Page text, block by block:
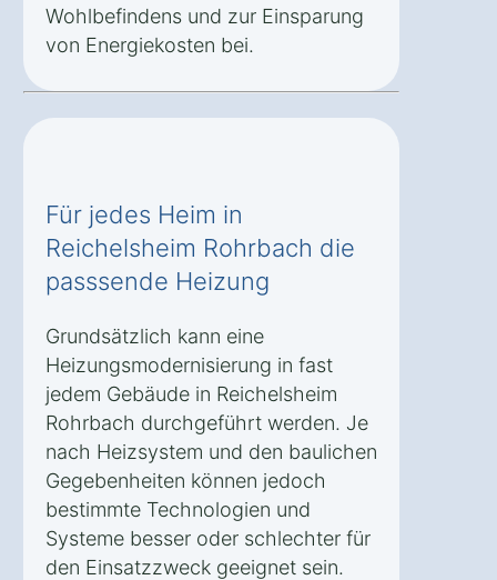
Wohlbefindens und zur Einsparung
von Energiekosten bei.
Für jedes Heim in
Reichelsheim Rohrbach die
passsende Heizung
Grundsätzlich kann eine
Heizungsmodernisierung in fast
jedem Gebäude in Reichelsheim
Rohrbach durchgeführt werden. Je
nach Heizsystem und den baulichen
Gegebenheiten können jedoch
bestimmte Technologien und
Systeme besser oder schlechter für
den Einsatzzweck geeignet sein.